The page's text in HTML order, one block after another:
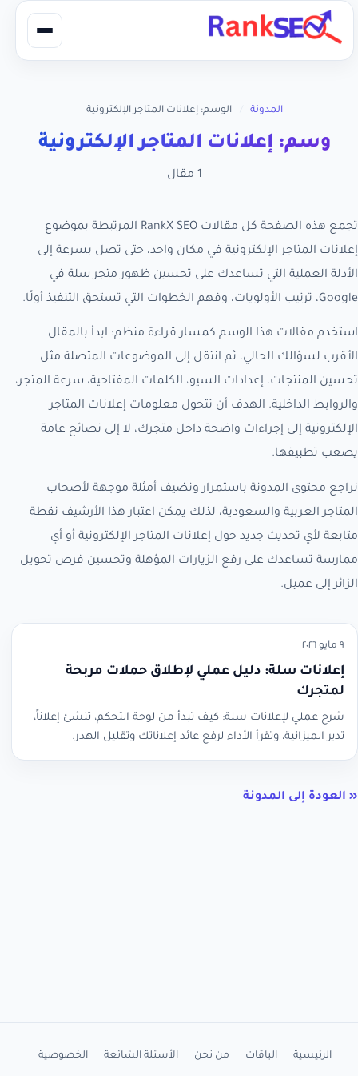
المدونة الوسم: إعلانات المتاجر الإلكترونية
وسم: إعلانات المتاجر الإلكترونية
1 مقال
تجمع هذه الصفحة كل مقالات RankX SEO المرتبطة بموضوع
إعلانات المتاجر الإلكترونية في مكان واحد، حتى تصل بسرعة إلى
الأدلة العملية التي تساعدك على تحسين ظهور متجر سلة في
Google، ترتيب الأولويات، وفهم الخطوات التي تستحق التنفيذ أولًا.
استخدم مقالات هذا الوسم كمسار قراءة منظم: ابدأ بالمقال
الأقرب لسؤالك الحالي، ثم انتقل إلى الموضوعات المتصلة مثل
تحسين المنتجات، إعدادات السيو، الكلمات المفتاحية، سرعة المتجر،
والروابط الداخلية. الهدف أن تتحول معلومات إعلانات المتاجر
الإلكترونية إلى إجراءات واضحة داخل متجرك، لا إلى نصائح عامة
يصعب تطبيقها.
نراجع محتوى المدونة باستمرار ونضيف أمثلة موجهة لأصحاب
المتاجر العربية والسعودية، لذلك يمكن اعتبار هذا الأرشيف نقطة
متابعة لأي تحديث جديد حول إعلانات المتاجر الإلكترونية أو أي
ممارسة تساعدك على رفع الزيارات المؤهلة وتحسين فرص تحويل
الزائر إلى عميل.
٩ مايو ٢٠٢٦
إعلانات سلة: دليل عملي لإطلاق حملات مربحة
لمتجرك
شرح عملي لإعلانات سلة: كيف تبدأ من لوحة التحكم، تنشئ إعلاناً،
تدير الميزانية، وتقرأ الأداء لرفع عائد إعلاناتك وتقليل الهدر.
« العودة إلى المدونة
الرئيسية الباقات من نحن الأسئلة الشائعة الخصوصية